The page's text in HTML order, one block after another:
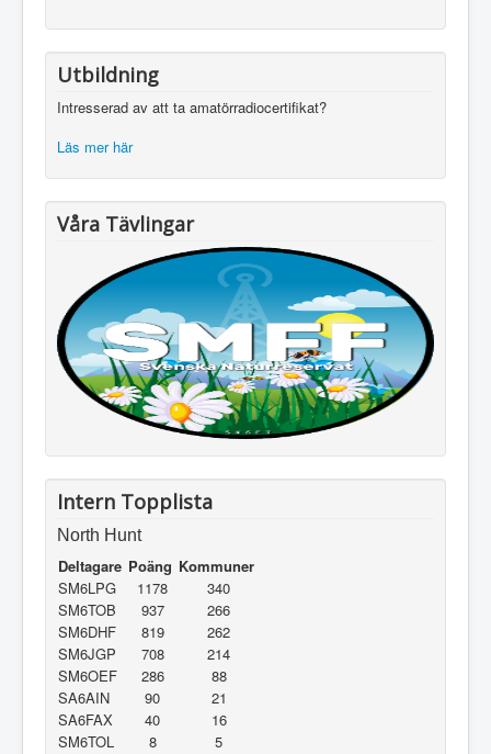
Utbildning
Intresserad av att ta amatörradiocertifikat?
Läs mer här
Våra Tävlingar
Intern Topplista
North Hunt
Deltagare Poäng Kommuner
SM6LPG
1178
340
SM6TOB
937
266
SM6DHF
819
262
SM6JGP
708
214
SM6OEF
286
88
SA6AIN
90
21
SA6FAX
40
16
SM6TOL
8 5